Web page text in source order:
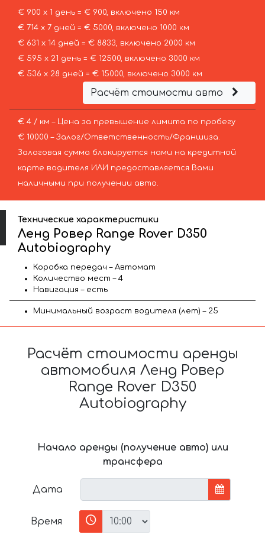
€ 900 х 1 день = € 900, включено 150 км
€ 714 х 7 дней = € 5000, включено 1000 км
€ 631 х 14 дней = € 8833, включено 2000 км
€ 595 х 21 день = € 12500, включено 3000 км
€ 536 х 28 дней = € 15000, включено 3000 км
Расчёт стоимости авто
€ 4 / км – Цена за превышение лимита по пробегу
€ 10000 – Залог/Ответственность/Франшиза.
Залоговая сумма блокируется нами на кредитной
карте водителя ИЛИ предоставляется Вами
наличными при получении авто.
Технические характеристики
Ленд Ровер Range Rover D350
Autobiography
Коробка передач – Автомат
Количество мест – 4
Навигация – есть
Минимальный возраст водителя (лет) – 25
Расчёт стоимости аренды
автомобиля Ленд Ровер
Range Rover D350
Autobiography
Начало аренды (получение авто) или
трансфера
Дата
Время